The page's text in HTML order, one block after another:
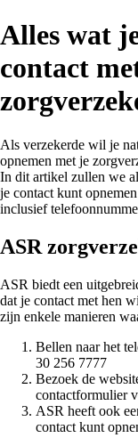
Alles wat
contact
Als verzekerde wil je
opnemen met je
In dit artikel zullen we
je contact kunt
inclusief
ASR
ASR biedt een
dat je contact met hen
zijn enkele manieren
Bellen naar het
30 256 7777
Bezoek de
contactformulier
ASR heeft ook
contact kunt